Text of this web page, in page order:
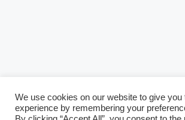
We use cookies on our website to give
experience by remembering your